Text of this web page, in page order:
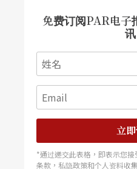
免费订阅PAR电子
讯
立
*通过递交此表格，即表示您
条款，私隐政策和个人资料收